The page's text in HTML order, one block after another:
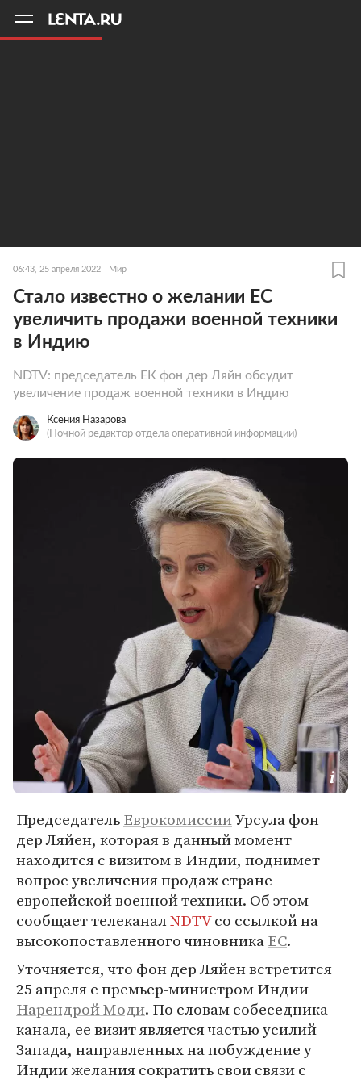
06:43, 25 апреля 2022 Мир
Стало известно о желании ЕС
увеличить продажи военной техники
в Индию
NDTV: председатель ЕК фон дер Ляйн обсудит
увеличение продаж военной техники в Индию
Ксения Назарова
(Ночной редактор отдела оперативной информации)
ПредседательЕврокомиссииУрсула фон
дер Ляйен, которая в данный момент
находится с визитом в Индии, поднимет
вопрос увеличения продаж стране
европейской военной техники. Об этом
сообщает телеканалNDTVсо ссылкой на
высокопоставленного чиновникаЕС.
Уточняется, что фон дер Ляйен встретится
25 апреля с премьер-министром Индии
Нарендрой Моди. По словам собеседника
канала, ее визит является частью усилий
Запада, направленных на побуждение у
Индии желания сократить свои связи с